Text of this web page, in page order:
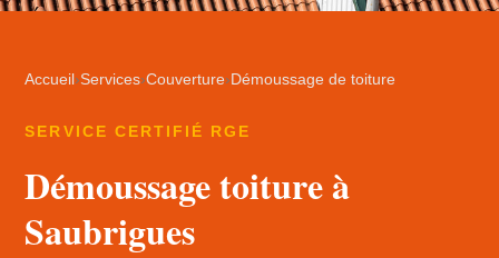
Accueil ›Services›Couverture› Démoussage de toiture
SERVICE CERTIFIÉ RGE
Démoussage toiture à
Saubrigues